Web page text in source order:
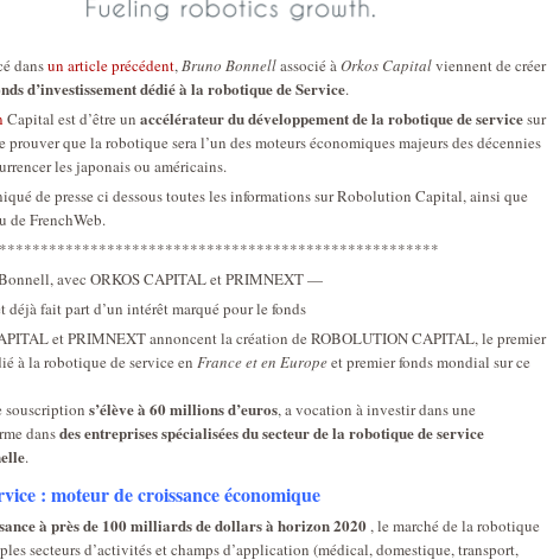
dansun article précédent,Bruno Bonnellassocié àOrkos Capitalviennent de créer
d’investissement dédié à la robotique de Service.
Capital est d’être un accélérateur du développement de la robotique de servicesur
prouver que la robotique sera l’un des moteurs économiques majeurs des décennies
les japonais ou américains.
de presse ci dessous toutes les informations sur Robolution Capital, ainsi que
de FrenchWeb.
avec ORKOS CAPITAL et PRIMNEXT —
déjà fait part d’un intérêt marqué pour le fonds
et PRIMNEXT annoncent la création de ROBOLUTION CAPITAL, le premier
à la robotique de service en France et en Europeet premier fonds mondial sur ce
souscription s’élève à 60 millions d’euros, a vocation à investir dans une
dansdes entreprises spécialisées du secteur de la robotique de service
.
: moteur de croissance économique
à près de 100 milliards de dollars à horizon 2020, le marché de la robotique
secteurs d’activités et champs d’application (médical, domestique, transport,